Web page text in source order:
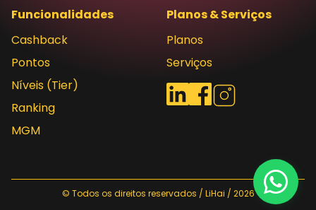
Funcionalidades
Cashback
Pontos
Níveis (Tier)
Ranking
MGM
Planos & Serviços
Planos
Serviços
Redes sociais
LinkedInFacebook
Instagram
© Todos os direitos reservados / LiHai / 2026